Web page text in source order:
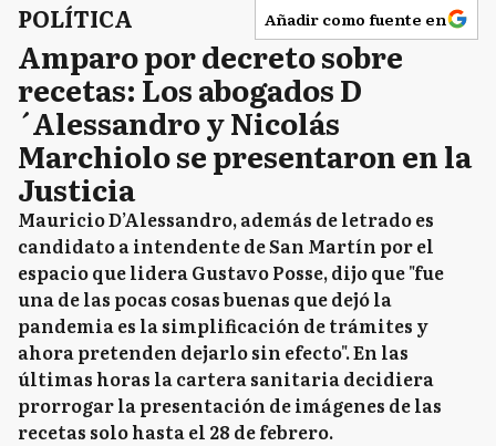
POLÍTICA Añadir como fuente en
Amparo por decreto sobre
recetas: Los abogados D
´Alessandro y Nicolás
Marchiolo se presentaron en la
Justicia
Mauricio D’Alessandro, además de letrado es
candidato a intendente de San Martín por el
espacio que lidera Gustavo Posse, dijo que "fue
una de las pocas cosas buenas que dejó la
pandemia es la simplificación de trámites y
ahora pretenden dejarlo sin efecto". En las
últimas horas la cartera sanitaria decidiera
prorrogar la presentación de imágenes de las
recetas solo hasta el 28 de febrero.